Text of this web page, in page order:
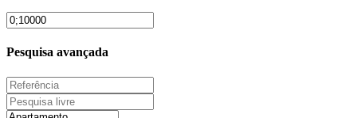
Pesquisa avançada